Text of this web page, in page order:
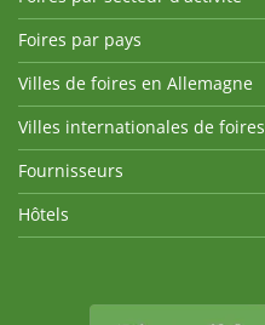
Foires par pays
Villes de foires en Allemagne
Villes internationales de foires
Fournisseurs
Hôtels